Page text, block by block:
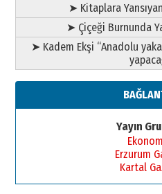
➤ Kitaplara
➤ Çiçeği Burnunda
➤ Kadem Ekşi “Anadolu
Yayın
Erzurum
Kartal